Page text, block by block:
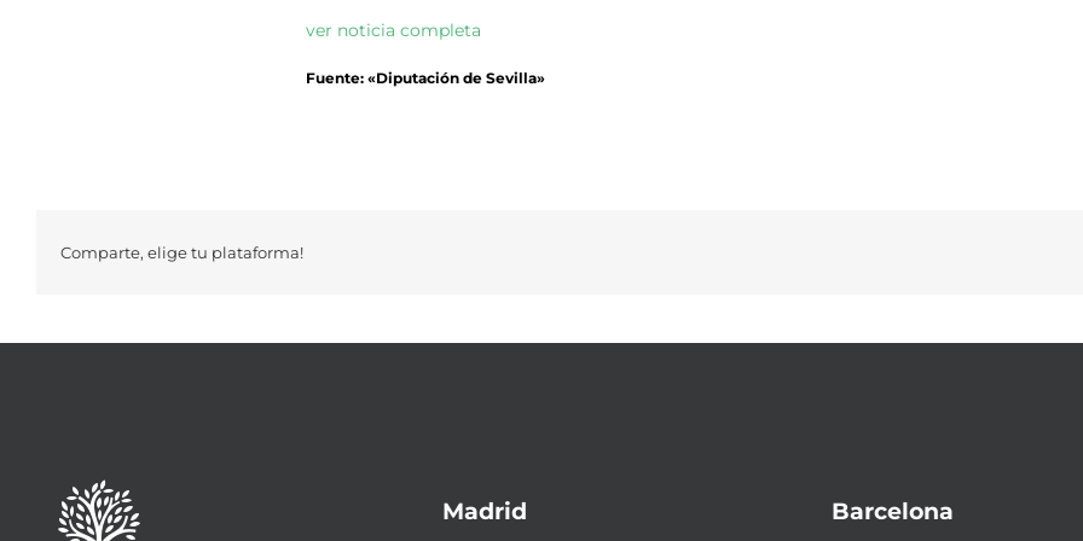
ver noticia completa
Fuente: «Diputación de Sevilla»
Comparte, elige tu plataforma!
Madrid Barcelona